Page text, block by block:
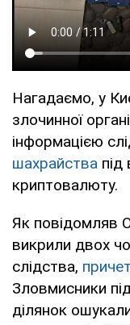
Нагадаємо, у
злочинної
інформацією
шахрайства під
криптовалюту.
Як повідомляв
викрили двох
слідства,
Зловмисники
ділянок